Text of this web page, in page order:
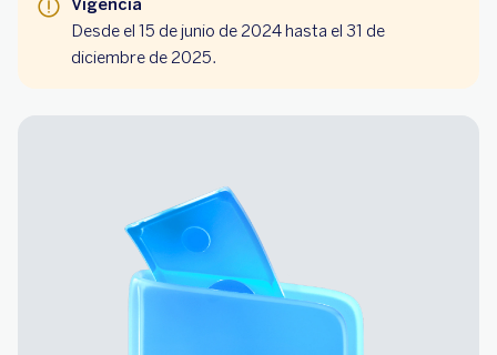
Vigencia
Desde el 15 de junio de 2024 hasta el 31 de
diciembre de 2025.